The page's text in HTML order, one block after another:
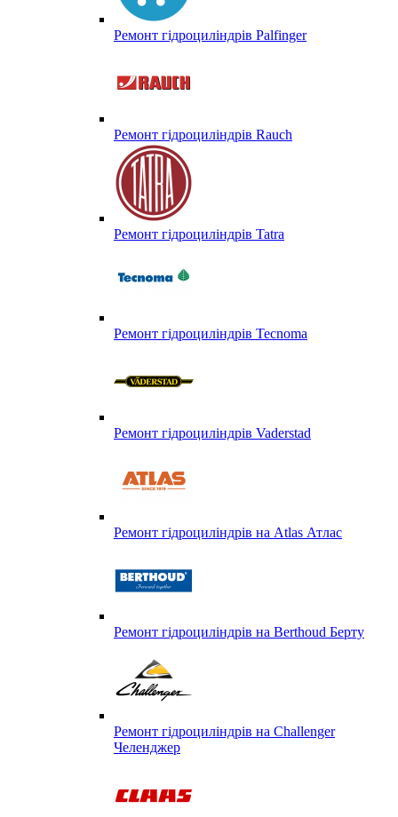
Ремонт гідроциліндрів Palfinger
Ремонт гідроциліндрів Rauch
Ремонт гідроциліндрів Tatra
Ремонт гідроциліндрів Tecnoma
Ремонт гідроциліндрів Vaderstad
Ремонт гідроциліндрів на Atlas Атлас
Ремонт гідроциліндрів на Berthoud Берту
Ремонт гідроциліндрів на Challenger
Челенджер